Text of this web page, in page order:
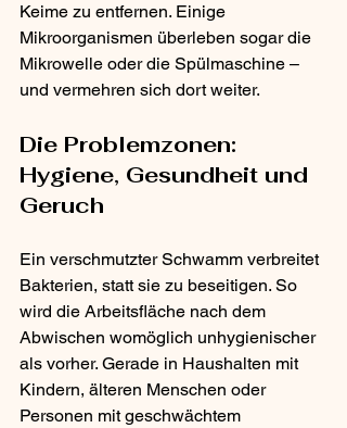
Keime zu entfernen. Einige
Mikroorganismen überleben sogar die
Mikrowelle oder die Spülmaschine –
und vermehren sich dort weiter.
Die Problemzonen:
Hygiene, Gesundheit und
Geruch
Ein verschmutzter Schwamm verbreitet
Bakterien, statt sie zu beseitigen. So
wird die Arbeitsfläche nach dem
Abwischen womöglich unhygienischer
als vorher. Gerade in Haushalten mit
Kindern, älteren Menschen oder
Personen mit geschwächtem